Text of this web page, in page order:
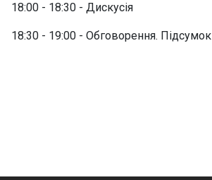
18:00 - 18:30 - Дискусія
18:30 - 19:00 - Обговорення. Підсумок